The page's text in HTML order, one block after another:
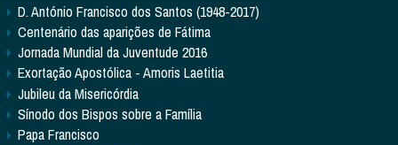
D. António Francisco dos Santos (1948-2017)
Centenário das aparições de Fátima
Jornada Mundial da Juventude 2016
Exortação Apostólica - Amoris Laetitia
Jubileu da Misericórdia
Sínodo dos Bispos sobre a Família
Papa Francisco